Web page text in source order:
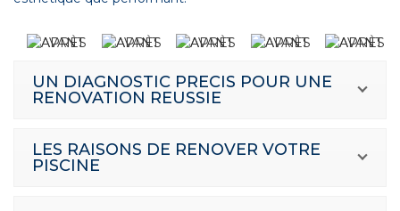
UN DIAGNOSTIC PRECIS POUR UNE
RENOVATION REUSSIE
LES RAISONS DE RENOVER VOTRE
PISCINE